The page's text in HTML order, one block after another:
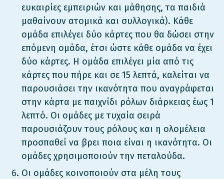
ευκαιρίες εμπειριών και μάθησης, τα παιδιά
μαθαίνουν ατομικά και συλλογικά). Κάθε
ομάδα επιλέγει δύο κάρτες που θα δώσει στην
επόμενη ομάδα, έτσι ώστε κάθε ομάδα να έχει
δύο κάρτες. Η ομάδα επιλέγει μία από τις
κάρτες που πήρε και σε 15 λεπτά, καλείται να
παρουσιάσει την ικανότητα που αναγράφεται
στην κάρτα με παιχνίδι ρόλων διάρκειας έως 1
λεπτό. Οι ομάδες με τυχαία σειρά
παρουσιάζουν τους ρόλους και η ολομέλεια
προσπαθεί να βρει ποια είναι η ικανότητα. Οι
ομάδες χρησιμοποιούν την πεταλούδα.
Οι ομάδες κοινοποιούν στα μέλη τους